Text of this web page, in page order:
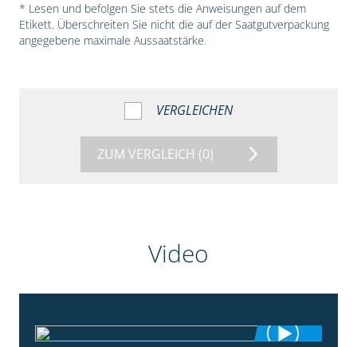
* Lesen und befolgen Sie stets die Anweisungen auf dem
Etikett. Überschreiten Sie nicht die auf der Saatgutverpackung
angegebene maximale Aussaatstärke.
VERGLEICHEN
ZUM VERGLEICH (0)
Video